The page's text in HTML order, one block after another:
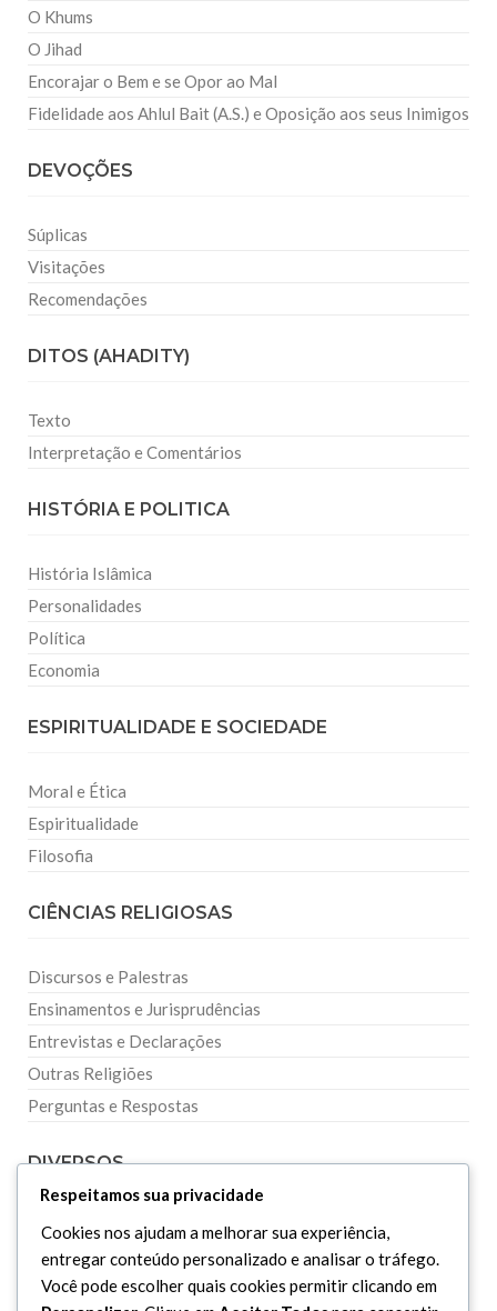
O Khums
O Jihad
Encorajar o Bem e se Opor ao Mal
Fidelidade aos Ahlul Bait (A.S.) e Oposição aos seus Inimigos
DEVOÇÕES
Súplicas
Visitações
Recomendações
DITOS (AHADITY)
Texto
Interpretação e Comentários
HISTÓRIA E POLITICA
História Islâmica
Personalidades
Política
Economia
ESPIRITUALIDADE E SOCIEDADE
Moral e Ética
Espiritualidade
Filosofia
CIÊNCIAS RELIGIOSAS
Discursos e Palestras
Ensinamentos e Jurisprudências
Entrevistas e Declarações
Outras Religiões
Perguntas e Respostas
DIVERSOS
Curiosidades
Dicionário Islâmico
Downloads
Respeitamos sua privacidade
Cookies nos ajudam a melhorar sua experiência,
entregar conteúdo personalizado e analisar o tráfego.
Você pode escolher quais cookies permitir clicando em